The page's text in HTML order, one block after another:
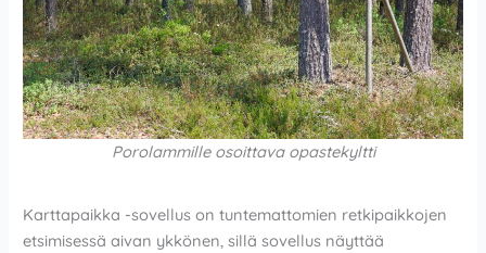
Porolammille osoittava opastekyltti
Karttapaikka -sovellus on tuntemattomien retkipaikkojen
etsimisessä aivan ykkönen, sillä sovellus näyttää